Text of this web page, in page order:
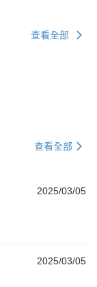
查看全部
查看全部
2025/03/05
2025/03/05